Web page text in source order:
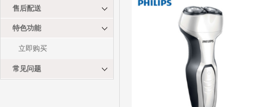
售后配送
特色功能
立即购买
常见问题